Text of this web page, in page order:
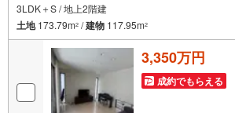
3LDK＋S / 地上2階建
土地173.79m2 /建物 117.95m2
3,350万円
成約でもらえる